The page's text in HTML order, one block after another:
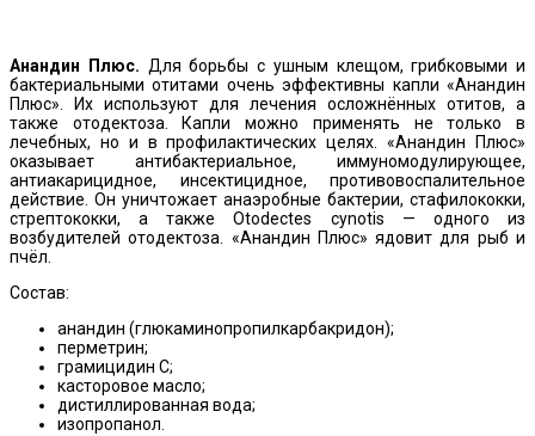
Анандин Плюс. Для борьбы с ушным клещом, грибковыми и
бактериальными отитами очень эффективны капли «Анандин
Плюс». Их используют для лечения осложнённых отитов, а
также отодектоза. Капли можно применять не только в
лечебных, но и в профилактических целях. «Анандин Плюс»
оказывает антибактериальное, иммуномодулирующее,
антиакарицидное, инсектицидное, противовоспалительное
действие. Он уничтожает анаэробные бактерии, стафилококки,
стрептококки, а также Otodectes cynotis — одного из
возбудителей отодектоза. «Анандин Плюс» ядовит для рыб и
пчёл.
Состав:
анандин (глюкаминопропилкарбакридон);
перметрин;
грамицидин С;
касторовое масло;
дистиллированная вода;
изопропанол.